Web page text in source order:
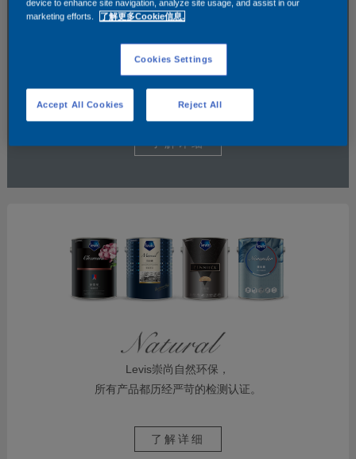
了解详细
Levis崇尚自然环保，
所有产品都历经严苛的检测认证。
了解详细
device to enhance site navigation, analyze site usage, and assist in our
marketing efforts.
了解更多Cookie信息.
Cookies Settings
Reject All
Accept All Cookies